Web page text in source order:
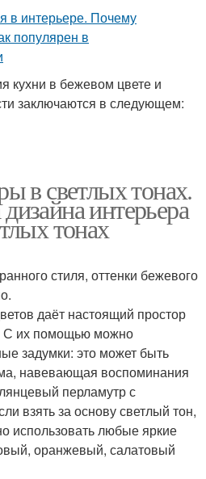
кухни в бежевом цвете и
заключаются в следующем:
в светлых тонах.
интерьера
тонах
стиля, оттенки бежевого
даёт настоящий простор
С их помощью можно
задумки: это может быть
навевающая воспоминания
перламутр с
взять за основу светлый тон,
использовать любые яркие
оранжевый, салатовый